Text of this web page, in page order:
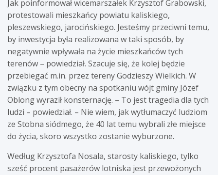
Jak poinformował wicemarszałek Krzysztof Grabowski,
protestowali mieszkańcy powiatu kaliskiego,
pleszewskiego, jarocińskiego. Jesteśmy przeciwni temu,
by inwestycja była realizowana w taki sposób, by
negatywnie wpływała na życie mieszkańców tych
terenów – powiedział. Szacuje się, że kolej będzie
przebiegać m.in. przez tereny Godzieszy Wielkich. W
związku z tym obecny na spotkaniu wójt gminy Józef
Oblong wyraził konsternację. – To jest tragedia dla tych
ludzi – powiedział. – Nie wiem, jak wytłumaczyć ludziom
ze Stobna siódmego, że 40 lat temu wybrali złe miejsce
do życia, skoro wszystko zostanie wyburzone.
Według Krzysztofa Nosala, starosty kaliskiego, tylko
sześć procent pasażerów lotniska jest przewożonych